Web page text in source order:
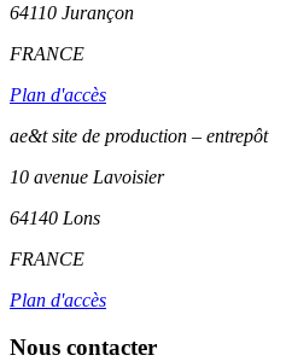
64110 Jurançon
FRANCE
Plan d'accès
ae&t site de production – entrepôt
10 avenue Lavoisier
64140 Lons
FRANCE
Plan d'accès
Nous contacter